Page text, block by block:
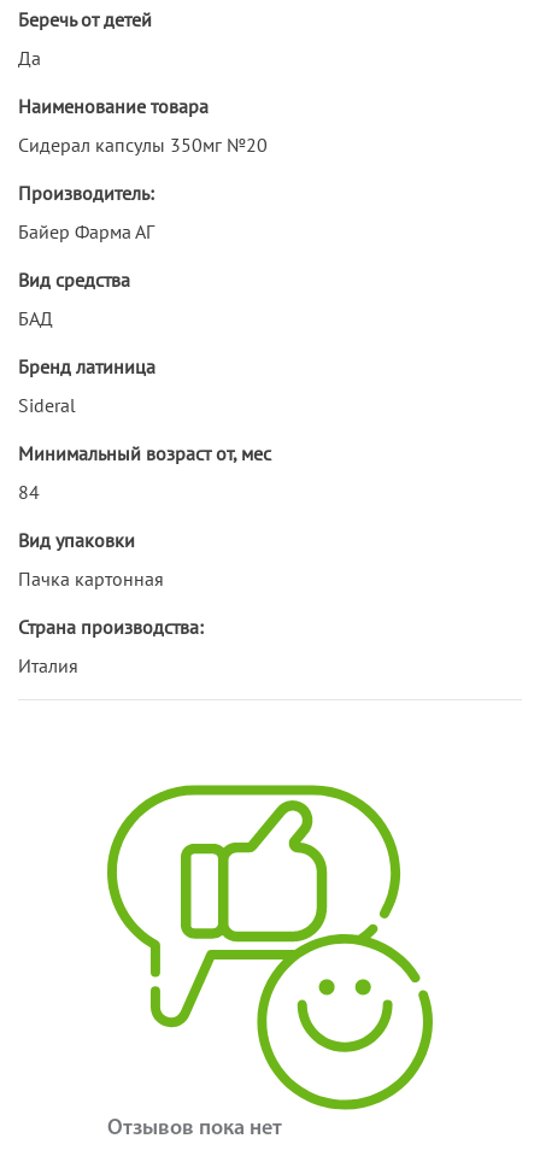
Беречь от детей
Да
Наименование товара
Сидерал капсулы 350мг №20
Производитель:
Байер Фарма АГ
Вид средства
БАД
Бренд латиница
Sideral
Минимальный возраст от, мес
84
Вид упаковки
Пачка картонная
Страна производства:
Италия
Отзывов пока нет